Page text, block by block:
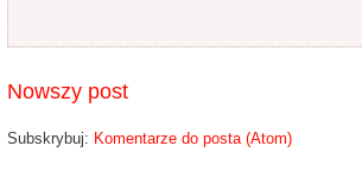
Nowszy post
Subskrybuj: Komentarze do posta (Atom)